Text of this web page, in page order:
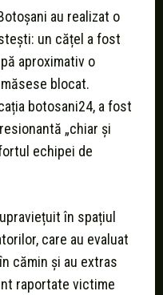
au realizat o
un cățel a fost
aproximativ o
blocat.
botosani24, a fost
„chiar și
echipei de
în spațiul
care au evaluat
cămin și au extras
raportate victime